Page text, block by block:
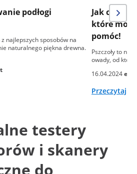
podłogi
najlepszych sposobów na
naturalnego piękna drewna.
Jak
które
pomóc!
Pszczoły to nie
owady, od
16.04.2024
Przeczytaj
testery
i skanery
do